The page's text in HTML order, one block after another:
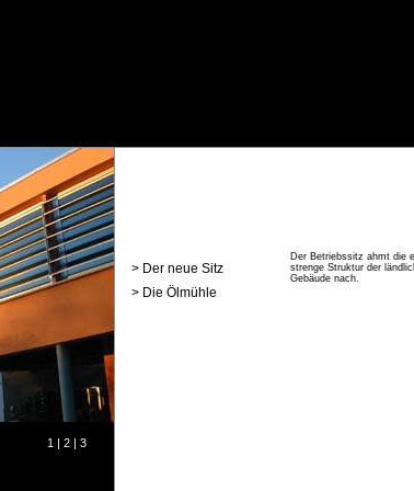
1 | 2 | 3
> Der neue Sitz
> Die Ölmühle
Der Betriebssitz ahmt die
strenge Struktur der
Gebäude nach.